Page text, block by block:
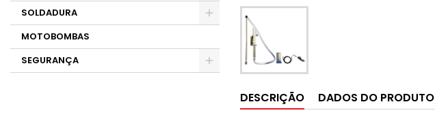
SOLDADURA
MOTOBOMBAS
SEGURANÇA
DESCRIÇÃO DADOS DO PRODUTO